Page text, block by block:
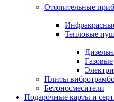
Отопительные
Тепловые
Газовые
Плиты
Бетоносмесители
Подарочные карты и